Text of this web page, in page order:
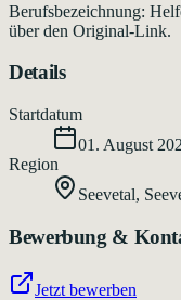
Berufsbezeichnung:
über den Original-Link.
Details
Startdatum
01. August
Region
Seevetal,
Bewerbung &
Jetzt bewerben